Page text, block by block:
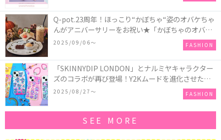
Q-pot.23周年！ほっこり“かぼちゃ“姿のオバケちゃ
んがアニバーサリーをお祝い★「かぼちゃのオバケ
ーキアクセサリー」が新発売！Q-pot CAFE.では
「かぼちゃのオバケーキプレート」も登場
2025/09/06〜 FASHION
「SKINNYDIP LONDON」とナルミヤキャラクター
ズのコラボが再び登場！Y2Kムードを進化させた新
作コレクションを発売♪
2025/08/27〜 FASHION
SEE MORE